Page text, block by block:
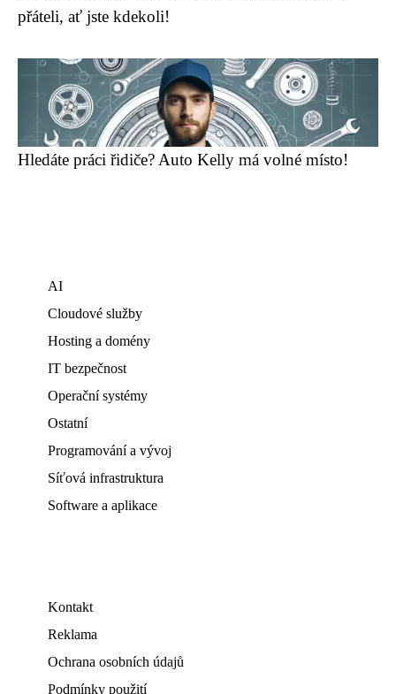
přáteli, ať jste kdekoli!
Hledáte práci řidiče? Auto Kelly má volné místo!
AI
Cloudové služby
Hosting a domény
IT bezpečnost
Operační systémy
Ostatní
Programování a vývoj
Síťová infrastruktura
Software a aplikace
Kontakt
Reklama
Ochrana osobních údajů
Podmínky použití